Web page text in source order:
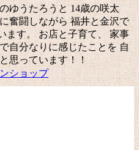
ゆうたろうと 14歳の咲太
奮闘しながら 福井と金沢で
ます。 お店と子育て、 家事
自分なりに感じたことを 自
思っています！！
ショップ